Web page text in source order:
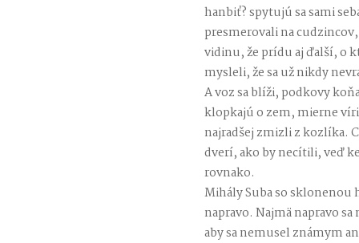
hanbiť? spytujú sa sami
presmerovali na
vidinu, že prídu aj ďalší, o
mysleli, že sa už nikdy
A voz sa blíži, podkovy
klopkajú o zem, mierne
najradšej zmizli z kozlíka.
dverí, ako by necítili, veď
rovnako.
Mihály Suba so sklonenou
napravo. Najmä napravo
aby sa nemusel známym